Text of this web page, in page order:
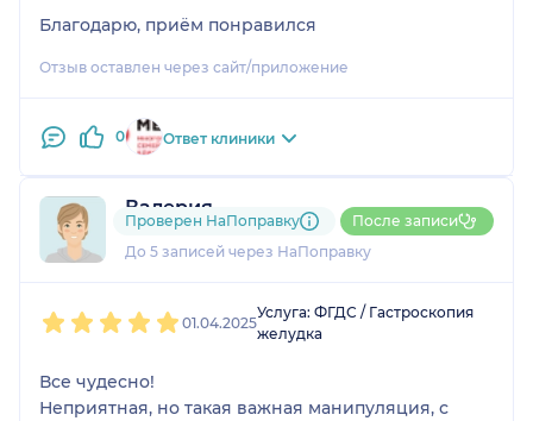
Благодарю, приём понравился
Отзыв оставлен через сайт/приложение
0 Ответ клиники
Валерия
2 отзыва
До 5 записей через НаПоправку
Проверен НаПоправку После записи
01.04.2025
Услуга: ФГДС / Гастроскопия
желудка
Все чудесно!
Неприятная, но такая важная манипуляция, с